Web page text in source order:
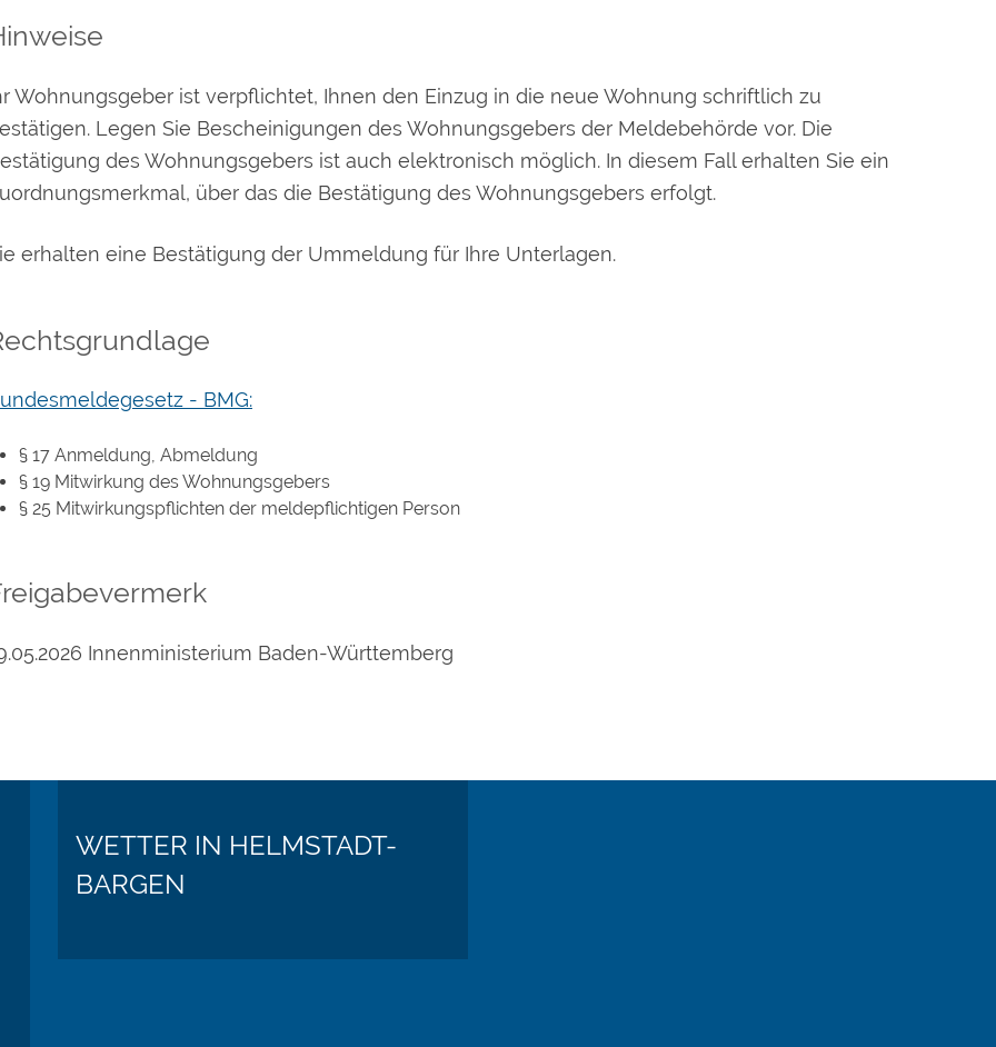
Wohnungsgeber ist verpflichtet, Ihnen den Einzug in die neue Wohnung schriftlich zu
Legen Sie Bescheinigungen des Wohnungsgebers der Meldebehörde vor. Die
des Wohnungsgebers ist auch elektronisch möglich. In diesem Fall erhalten Sie ein
über das die Bestätigung des Wohnungsgebers erfolgt.
erhalten eine Bestätigung der Ummeldung für Ihre Unterlagen.
- BMG:
§ 17 Anmeldung, Abmeldung
§ 19 Mitwirkung des Wohnungsgebers
§ 25 Mitwirkungspflichten der meldepflichtigen Person
Innenministerium Baden-Württemberg
WETTER IN HELMSTADT-
BARGEN